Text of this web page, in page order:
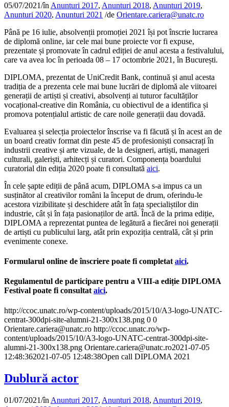
05/07/2021/în Anunturi 2017, Anunturi 2018, Anunturi 2019,
Anunturi 2020, Anunturi 2021 /de Orientare.cariera@unatc.ro
Până pe 16 iulie, absolvenții promoției 2021 își pot înscrie lucrarea
de diplomă online, iar cele mai bune proiecte vor fi expuse,
prezentate și promovate în cadrul ediției de anul acesta a festivalului,
care va avea loc în perioada 08 – 17 octombrie 2021, în București.
DIPLOMA, prezentat de UniCredit Bank, continuă și anul acesta
tradiția de a prezenta cele mai bune lucrări de diplomă ale viitoarei
generații de artiști și creativi, absolvenți ai tuturor facultăților
vocațional-creative din România, cu obiectivul de a identifica și
promova potențialul artistic de care noile generații dau dovadă.
Evaluarea și selecția proiectelor înscrise va fi făcută și în acest an de
un board creativ format din peste 45 de profesioniști consacrați în
industrii creative și arte vizuale, de la designeri, artiști, manageri
culturali, galeriști, arhitecți și curatori. Componența boardului
curatorial din ediția 2020 poate fi consultată aici.
În cele șapte ediții de până acum, DIPLOMA s-a impus ca un
susținător al creativilor români la început de drum, oferindu-le
acestora vizibilitate și deschidere atât în fața specialiștilor din
industrie, cât și în fața pasionaților de artă. Încă de la prima ediție,
DIPLOMA a reprezentat puntea de legătură a fiecărei noi generații
de artiști cu publicului larg, atât prin expoziția centrală, cât și prin
evenimente conexe.
Formularul online de înscriere poate fi completat aici.
Regulamentul de participare pentru a VIII-a ediție DIPLOMA
Festival poate fi consultat aici.
http://ccoc.unatc.ro/wp-content/uploads/2015/10/A3-logo-UNATC-
centrat-300dpi-site-alumni-21-300x138.png 0 0
Orientare.cariera@unatc.ro http://ccoc.unatc.ro/wp-
content/uploads/2015/10/A3-logo-UNATC-centrat-300dpi-site-
alumni-21-300x138.png Orientare.cariera@unatc.ro2021-07-05
12:48:362021-07-05 12:48:38Open call DIPLOMA 2021
Dublură actor
01/07/2021/în Anunturi 2017, Anunturi 2018, Anunturi 2019,